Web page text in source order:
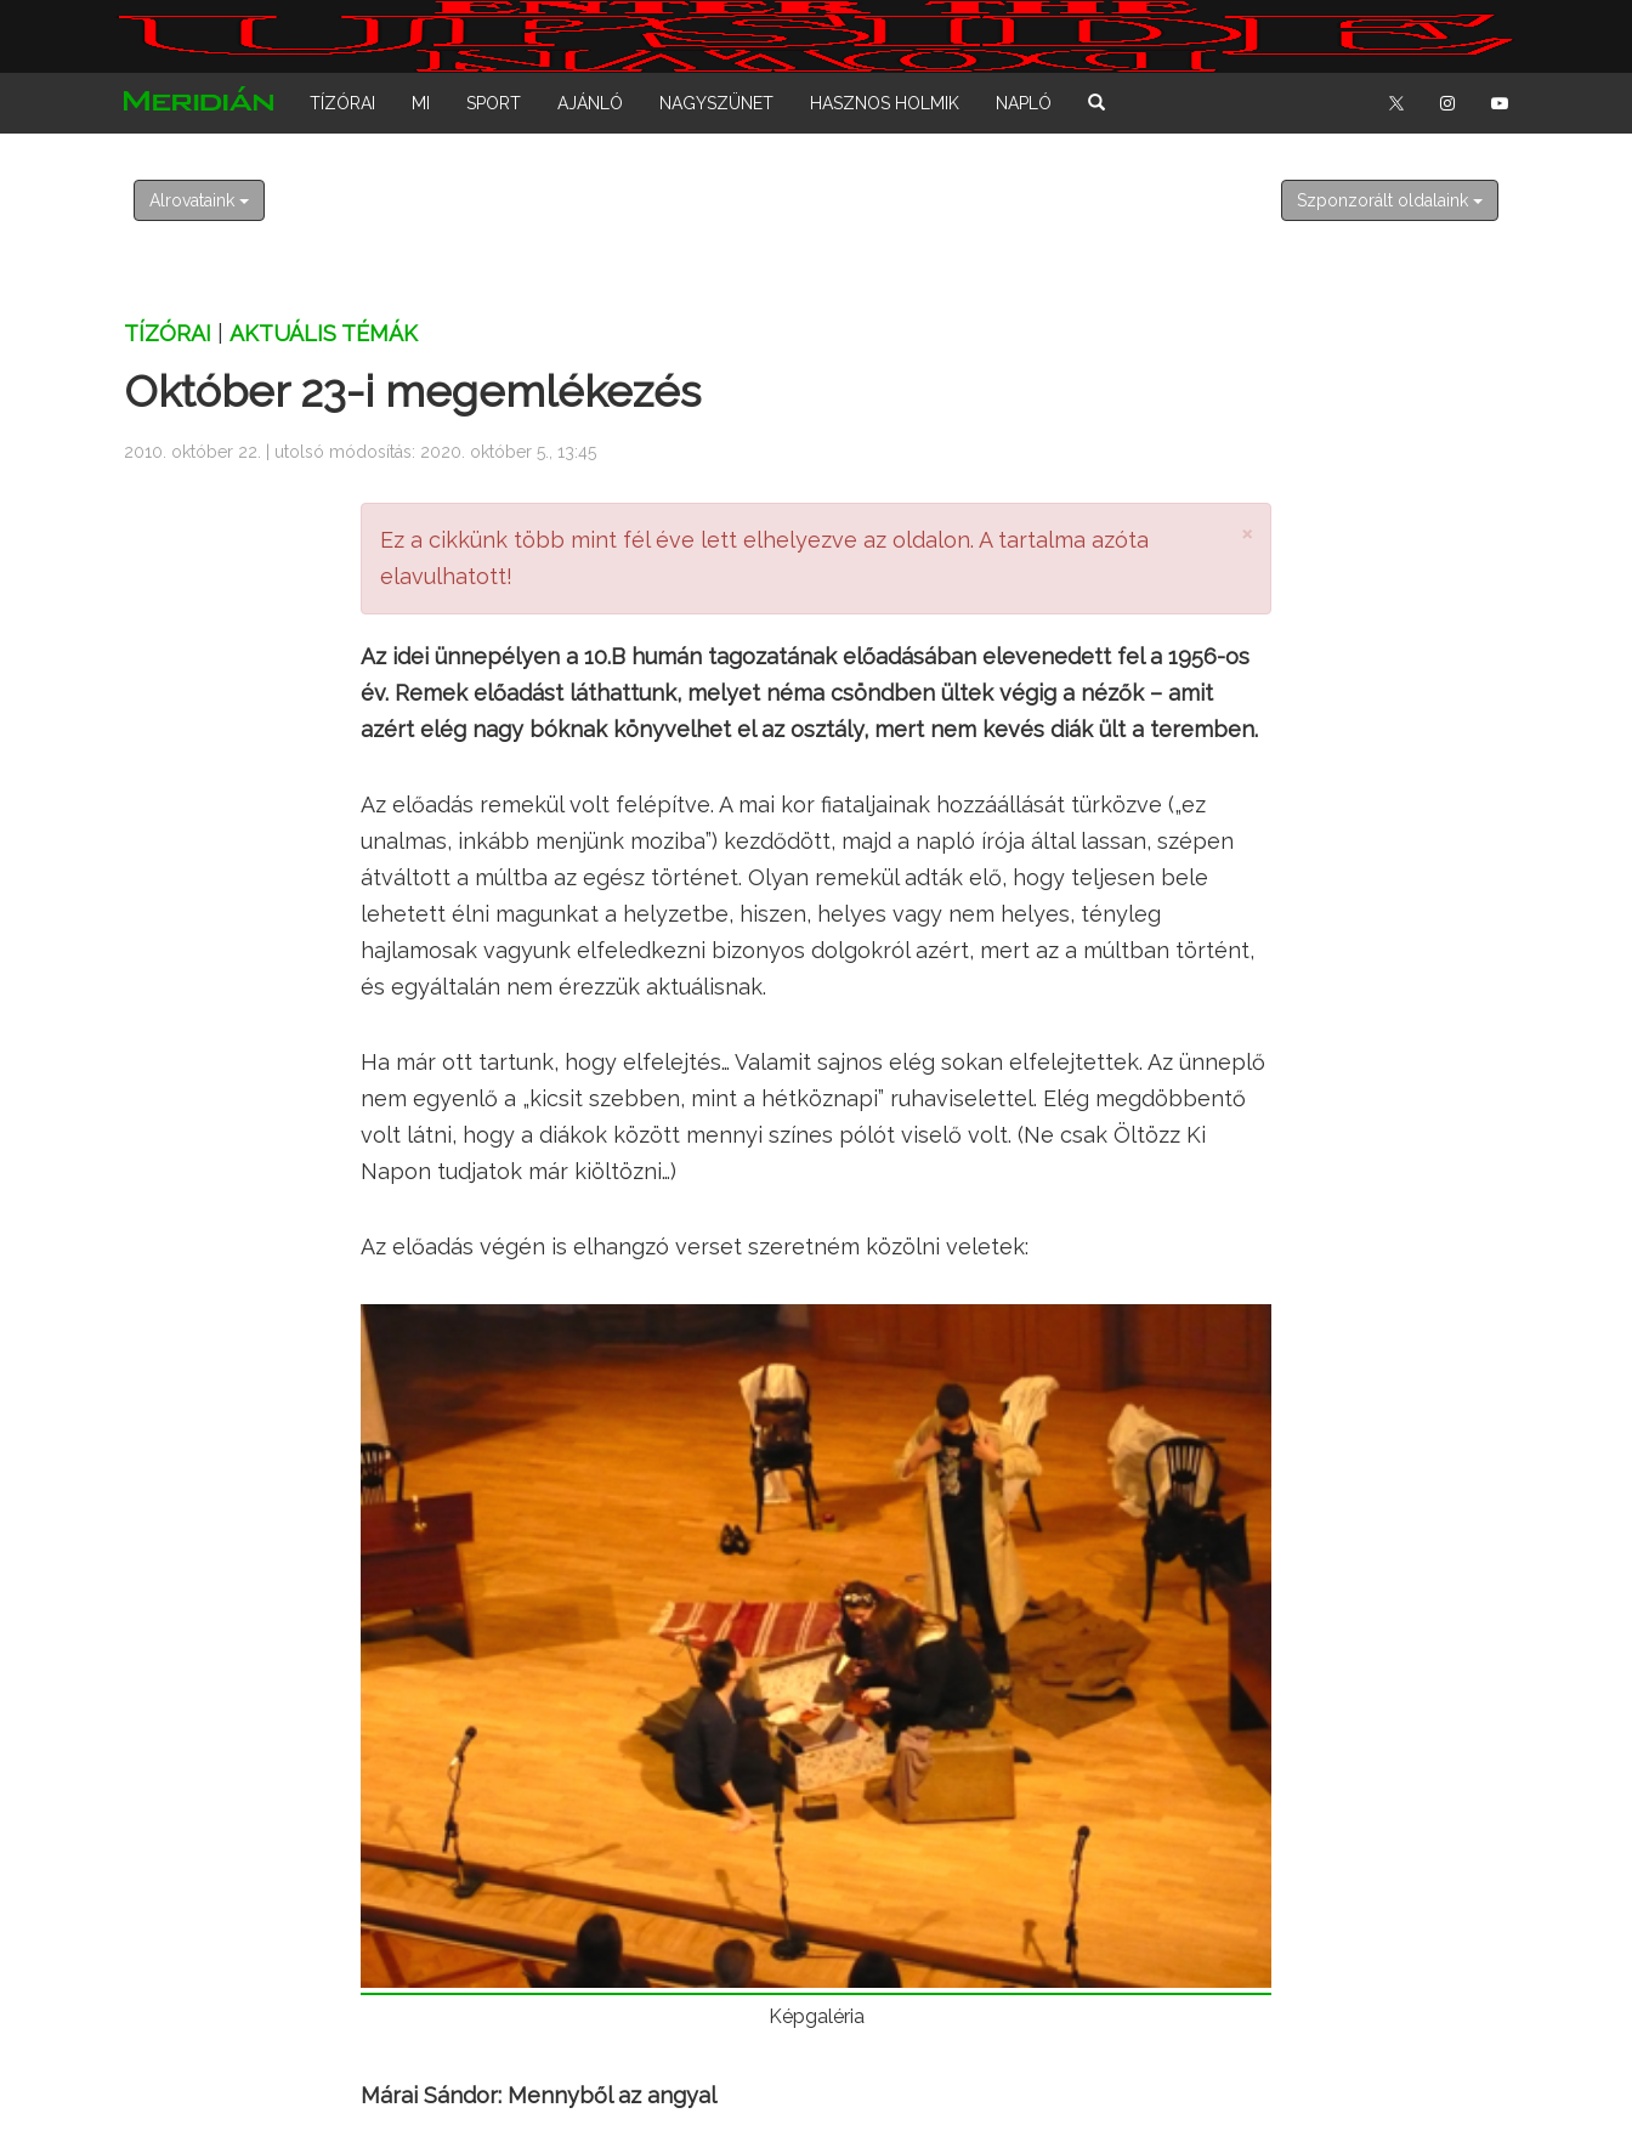
2026. augusztus 7. péntek
Ibolya
TÍZÓRAI MI SPORT AJÁNLÓ NAGYSZÜNET HASZNOS HOLMIK NAPLÓ
Alrovataink Szponzorált oldalaink
TÍZÓRAI AKTUÁLIS TÉMÁK
Október 23-i megemlékezés
2010. október 22. | utolsó módosítás: 2020. október 5., 13:45
×
Ez a cikkünk több mint fél éve lett elhelyezve az oldalon. A tartalma azóta
elavulhatott!
Az idei ünnepélyen a 10.B humán tagozatának előadásában elevenedett fel a 1956-os
év. Remek előadást láthattunk, melyet néma csöndben ültek végig a nézők – amit
azért elég nagy bóknak könyvelhet el az osztály, mert nem kevés diák ült a teremben.
Az előadás remekül volt felépítve. A mai kor fiataljainak hozzáállását türközve („ez
unalmas, inkább menjünk moziba”) kezdődött, majd a napló írója által lassan, szépen
átváltott a múltba az egész történet. Olyan remekül adták elő, hogy teljesen bele
lehetett élni magunkat a helyzetbe, hiszen, helyes vagy nem helyes, tényleg
hajlamosak vagyunk elfeledkezni bizonyos dolgokról azért, mert az a múltban történt,
és egyáltalán nem érezzük aktuálisnak.
Ha már ott tartunk, hogy elfelejtés… Valamit sajnos elég sokan elfelejtettek. Az ünneplő
nem egyenlő a „kicsit szebben, mint a hétköznapi” ruhaviselettel. Elég megdöbbentő
volt látni, hogy a diákok között mennyi színes pólót viselő volt. (Ne csak Öltözz Ki
Napon tudjatok már kiöltözni…)
Az előadás végén is elhangzó verset szeretném közölni veletek:
Képgaléria
Márai Sándor: Mennyből az angyal